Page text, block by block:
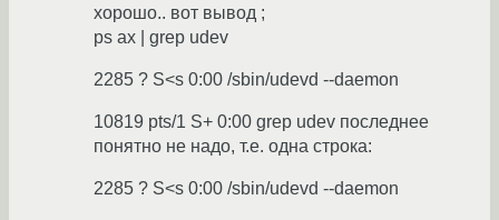
хорошо.. вот вывод ;
ps ax | grep udev
2285 ? S<s 0:00 /sbin/udevd --daemon
10819 pts/1 S+ 0:00 grep udev последнее
понятно не надо, т.е. одна строка:
2285 ? S<s 0:00 /sbin/udevd --daemon